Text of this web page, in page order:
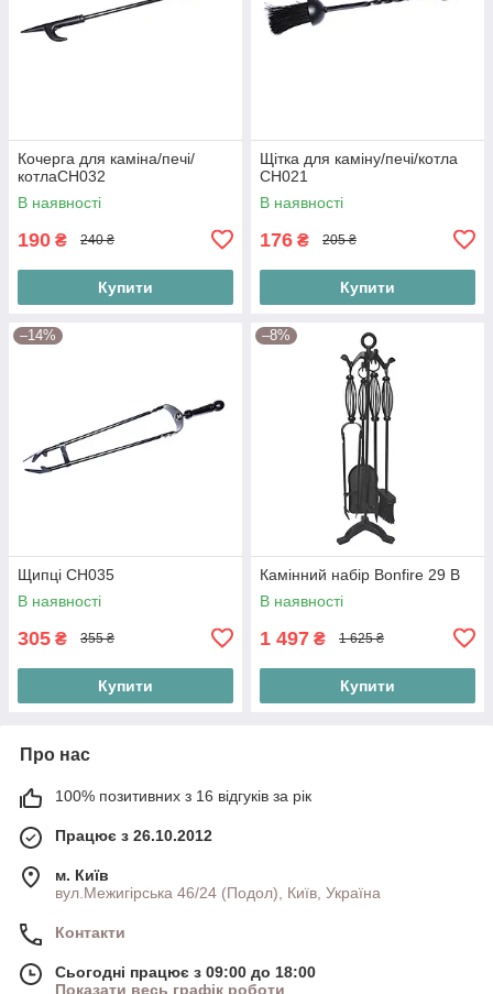
Кочерга для каміна/печі/
котлаСН032
В наявності
190 ₴ 240 ₴
Купити
Щітка для каміну/печі/котла
СН021
В наявності
176 ₴ 205 ₴
Купити
–14%
Щипці СН035
В наявності
305 ₴ 355 ₴
Купити
–8%
Камінний набір Bonfire 29 В
В наявності
1 497 ₴ 1 625 ₴
Купити
Про нас
100% позитивних з 16 відгуків за рік
Працює з 26.10.2012
м. Київ
вул.Межигірська 46/24 (Подол), Київ, Україна
Контакти
Сьогодні працює з 09:00 до 18:00
Показати весь графік роботи